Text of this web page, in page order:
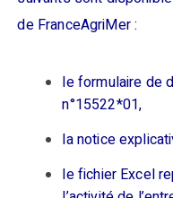
de FranceAgriMer :
le formulaire de
n°15522*01,
la notice
le fichier Excel